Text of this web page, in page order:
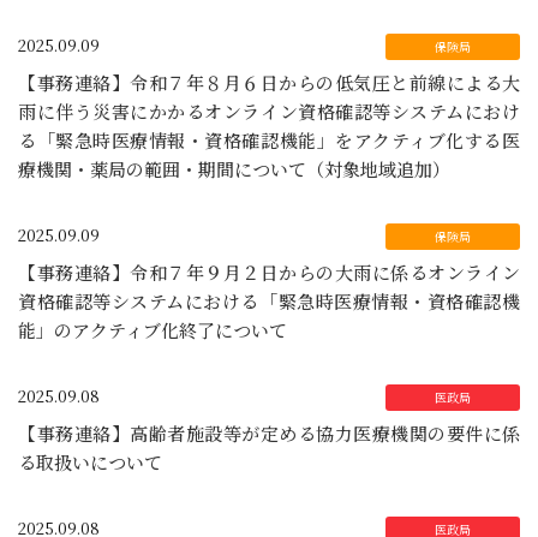
2025.09.09
【事務連絡】令和７年８月６日からの低気圧と前線による大
雨に伴う災害にかかるオンライン資格確認等システムにおけ
る「緊急時医療情報・資格確認機能」をアクティブ化する医
療機関・薬局の範囲・期間について（対象地域追加）
2025.09.09
【事務連絡】令和７年９月２日からの大雨に係るオンライン
資格確認等システムにおける「緊急時医療情報・資格確認機
能」のアクティブ化終了について
2025.09.08
【事務連絡】高齢者施設等が定める協力医療機関の要件に係
る取扱いについて
2025.09.08